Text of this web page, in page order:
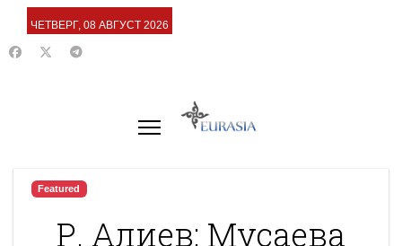
ЧЕТВЕРГ, 08 АВГУСТ 2026
Featured
Р. Алиев: Мусаева